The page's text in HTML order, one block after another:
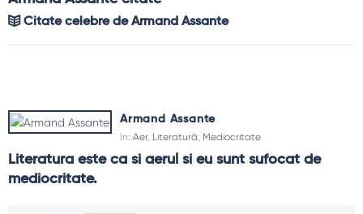
Citate celebre de Armand Assante
Armand Assante
In: Aer, Literatură, Mediocritate
Literatura este ca si aerul si eu sunt sufocat de
mediocritate.